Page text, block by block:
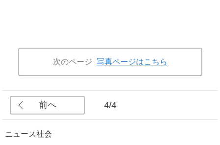
次のページ 写真ページはこちら
前へ 4/4
ニュース社会